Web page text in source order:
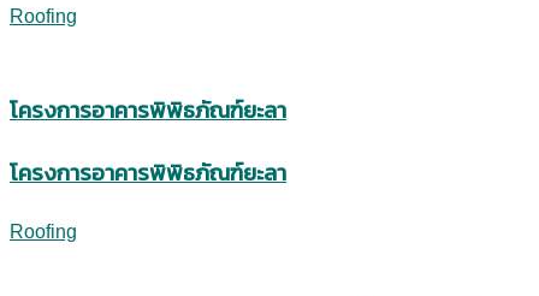
Roofing
โครงการอาคารพิพิธภัณฑ์ยะลา
โครงการอาคารพิพิธภัณฑ์ยะลา
Roofing